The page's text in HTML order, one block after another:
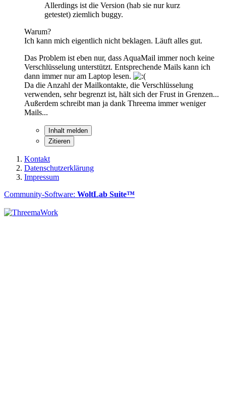
Allerdings ist die Version (hab sie nur kurz
getestet) ziemlich buggy.
Warum?
Ich kann mich eigentlich nicht beklagen. Läuft alles gut.
Das Problem ist eben nur, dass AquaMail immer noch keine
Verschlüsselung unterstützt. Entsprechende Mails kann ich
dann immer nur am Laptop lesen.
Da die Anzahl der Mailkontakte, die Verschlüsselung
verwenden, sehr begrenzt ist, hält sich der Frust in Grenzen...
Außerdem schreibt man ja dank Threema immer weniger
Mails...
Inhalt melden
Zitieren
Kontakt
Datenschutzerklärung
Impressum
Community-Software: WoltLab Suite™